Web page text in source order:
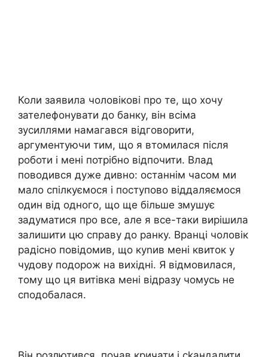
Коли заявила чоловікові про те, що хочу
зателефонувати до банку, він всіма
зусиллями намагався відговорити,
аргументуючи тим, що я втомилася після
роботи і мені потрібно відпочити. Влад
поводився дуже дивно: останнім часом ми
мало спілкуємося і поступово віддаляємося
один від одного, що ще більше змушує
задуматися про все, але я все-таки вирішила
залишити цю справу до ранку. Вранці чоловік
радісно повідомив, що куnив мені квиток у
чудову подорож на вихідні. Я відмовилася,
тому що ця витівка мені відразу чомусь не
сподобалася.